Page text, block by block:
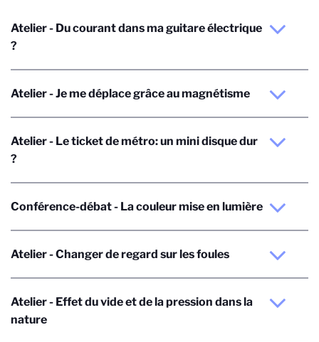
Atelier - Du courant dans ma guitare électrique
?
Atelier - Je me déplace grâce au magnétisme
Atelier - Le ticket de métro: un mini disque dur
?
Conférence-débat - La couleur mise en lumière
Atelier - Changer de regard sur les foules
Atelier - Effet du vide et de la pression dans la
nature